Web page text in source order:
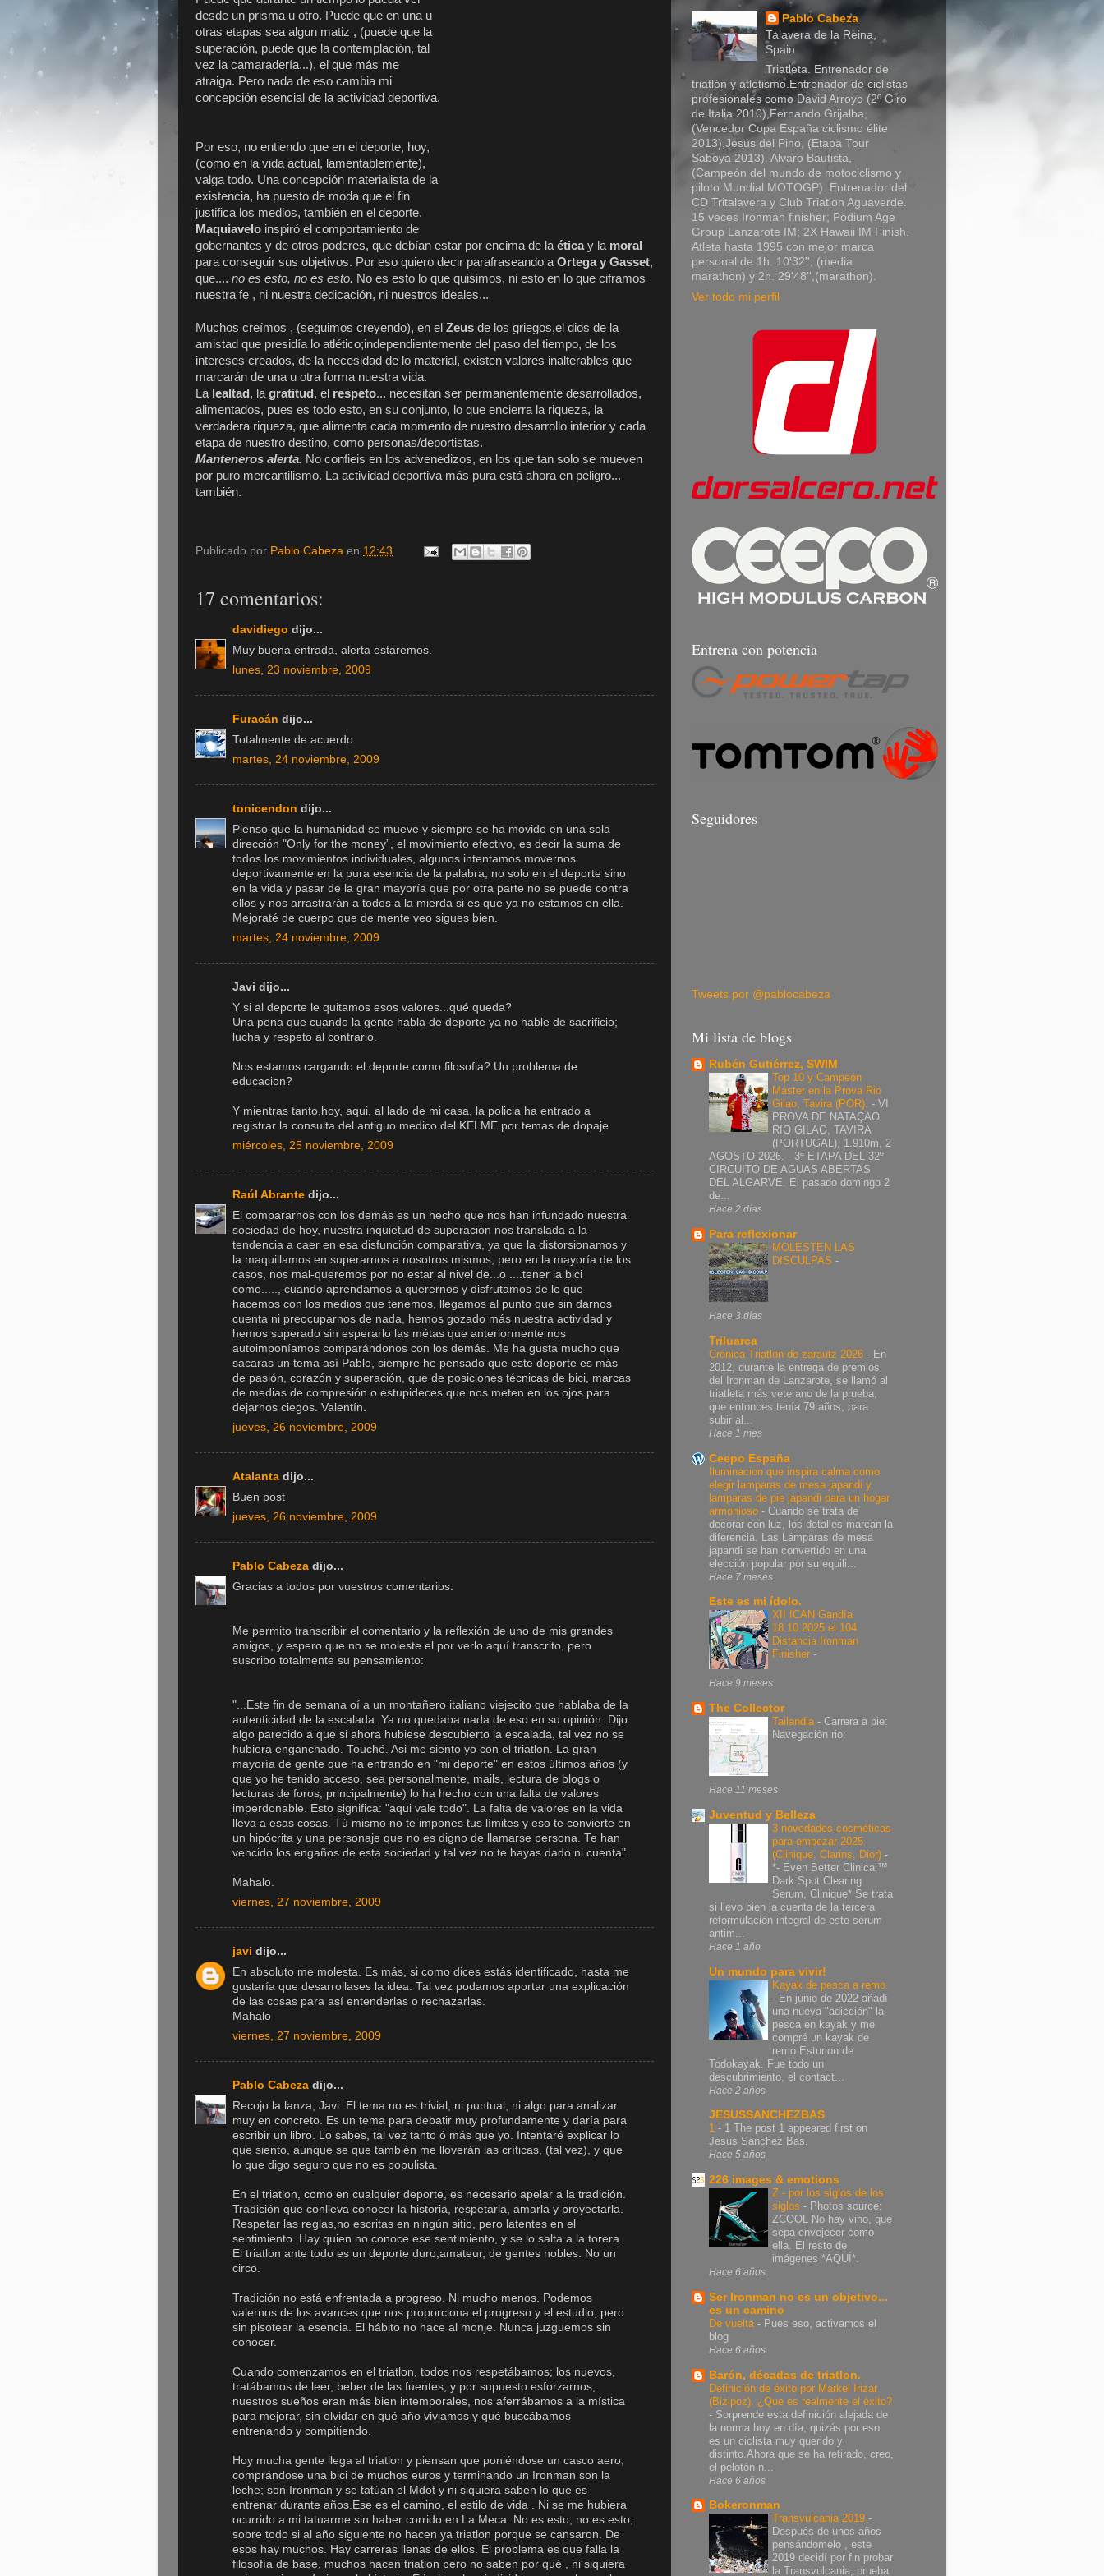
desde un prisma u otro. Puede que en una u
otras etapas sea algun matiz , (puede que la
superación, puede que la contemplación, tal
vez la camaradería...), el que más me
atraiga. Pero nada de eso cambia mi
concepción esencial de la actividad deportiva.
Por eso, no entiendo que en el deporte, hoy,
(como en la vida actual, lamentablemente),
valga todo. Una concepción materialista de la
existencia, ha puesto de moda que el fin
justifica los medios, también en el deporte.
Maquiavelo inspiró el comportamiento de
gobernantes y de otros poderes, que debían estar por encima de la éticay la moral
para conseguir sus objetivos. Por eso quiero decir parafraseando a Ortega y Gasset,
que.... no es esto, no es esto. No es esto lo que quisimos, ni esto en lo que ciframos
nuestra fe , ni nuestra dedicación, ni nuestros ideales...
Muchos creímos , (seguimos creyendo), en el Zeus de los griegos,el dios de la
amistad que presidía lo atlético;independientemente del paso del tiempo, de los
intereses creados, de la necesidad de lo material, existen valores inalterables que
marcarán de una u otra forma nuestra vida.
La lealtad , la gratitud , el respeto... necesitan ser permanentemente desarrollados,
alimentados, pues es todo esto, en su conjunto, lo que encierra la riqueza, la
verdadera riqueza, que alimenta cada momento de nuestro desarrollo interior y cada
etapa de nuestro destino, como personas/deportistas.
Manteneros alerta. No confieis en los advenedizos, en los que tan solo se mueven
por puro mercantilismo. La actividad deportiva más pura está ahora en peligro...
también.
Publicado por Pablo Cabeza en 12:43
17 comentarios:
davidiego dijo...
Muy buena entrada, alerta estaremos.
lunes, 23 noviembre, 2009
Furacán dijo...
Totalmente de acuerdo
martes, 24 noviembre, 2009
tonicendon dijo...
Pienso que la humanidad se mueve y siempre se ha movido en una sola
dirección "Only for the money”, el movimiento efectivo, es decir la suma de
todos los movimientos individuales, algunos intentamos movernos
deportivamente en la pura esencia de la palabra, no solo en el deporte sino
en la vida y pasar de la gran mayoría que por otra parte no se puede contra
ellos y nos arrastrarán a todos a la mierda si es que ya no estamos en ella.
Mejoraté de cuerpo que de mente veo sigues bien.
martes, 24 noviembre, 2009
Javi dijo...
Y si al deporte le quitamos esos valores...qué queda?
Una pena que cuando la gente habla de deporte ya no hable de sacrificio;
lucha y respeto al contrario.
Nos estamos cargando el deporte como filosofia? Un problema de
educacion?
Y mientras tanto,hoy, aqui, al lado de mi casa, la policia ha entrado a
registrar la consulta del antiguo medico del KELME por temas de dopaje
miércoles, 25 noviembre, 2009
Raúl Abrante dijo...
El compararnos con los demás es un hecho que nos han infundado nuestra
sociedad de hoy, nuestra inquietud de superación nos translada a la
tendencia a caer en esa disfunción comparativa, ya que la distorsionamos y
la maquillamos en superarnos a nosotros mismos, pero en la mayoría de los
casos, nos mal-queremos por no estar al nivel de...o ....tener la bici
como....., cuando aprendamos a querernos y disfrutamos de lo que
hacemos con los medios que tenemos, llegamos al punto que sin darnos
cuenta ni preocuparnos de nada, hemos gozado más nuestra actividad y
hemos superado sin esperarlo las métas que anteriormente nos
autoimponíamos comparándonos con los demás. Me ha gusta mucho que
sacaras un tema así Pablo, siempre he pensado que este deporte es más
de pasión, corazón y superación, que de posiciones técnicas de bici, marcas
de medias de compresión o estupideces que nos meten en los ojos para
dejarnos ciegos. Valentín.
jueves, 26 noviembre, 2009
Atalanta dijo...
Buen post
jueves, 26 noviembre, 2009
Pablo Cabeza dijo...
Gracias a todos por vuestros comentarios.
Me permito transcribir el comentario y la reflexión de uno de mis grandes
amigos, y espero que no se moleste el por verlo aquí transcrito, pero
suscribo totalmente su pensamiento:
"...Este fin de semana oí a un montañero italiano viejecito que hablaba de la
autenticidad de la escalada. Ya no quedaba nada de eso en su opinión. Dijo
algo parecido a que si ahora hubiese descubierto la escalada, tal vez no se
hubiera enganchado. Touché. Asi me siento yo con el triatlon. La gran
mayoría de gente que ha entrando en "mi deporte" en estos últimos años (y
que yo he tenido acceso, sea personalmente, mails, lectura de blogs o
lecturas de foros, principalmente) lo ha hecho con una falta de valores
imperdonable. Esto significa: "aqui vale todo". La falta de valores en la vida
lleva a esas cosas. Tú mismo no te impones tus límites y eso te convierte en
un hipócrita y una personaje que no es digno de llamarse persona. Te han
vencido los engaños de esta sociedad y tal vez no te hayas dado ni cuenta".
Mahalo.
viernes, 27 noviembre, 2009
javi dijo...
En absoluto me molesta. Es más, si como dices estás identificado, hasta me
gustaría que desarrollases la idea. Tal vez podamos aportar una explicación
de las cosas para así entenderlas o rechazarlas.
Mahalo
viernes, 27 noviembre, 2009
Pablo Cabeza dijo...
Recojo la lanza, Javi. El tema no es trivial, ni puntual, ni algo para analizar
muy en concreto. Es un tema para debatir muy profundamente y daría para
escribir un libro. Lo sabes, tal vez tanto ó más que yo. Intentaré explicar lo
que siento, aunque se que también me lloverán las críticas, (tal vez), y que
lo que digo seguro que no es populista.
En el triatlon, como en cualquier deporte, es necesario apelar a la tradición.
Tradición que conlleva conocer la historia, respetarla, amarla y proyectarla.
Respetar las reglas,no escritas en ningún sitio, pero latentes en el
sentimiento. Hay quien no conoce ese sentimiento, y se lo salta a la torera.
El triatlon ante todo es un deporte duro,amateur, de gentes nobles. No un
circo.
Tradición no está enfrentada a progreso. Ni mucho menos. Podemos
valernos de los avances que nos proporciona el progreso y el estudio; pero
sin pisotear la esencia. El hábito no hace al monje. Nunca juzguemos sin
conocer.
Cuando comenzamos en el triatlon, todos nos respetábamos; los nuevos,
tratábamos de leer, beber de las fuentes, y por supuesto esforzarnos,
nuestros sueños eran más bien intemporales, nos aferrábamos a la mística
para mejorar, sin olvidar en qué año viviamos y qué buscábamos
entrenando y compitiendo.
Hoy mucha gente llega al triatlon y piensan que poniéndose un casco aero,
comprándose una bici de muchos euros y terminando un Ironman son la
leche; son Ironman y se tatúan el Mdot y ni siquiera saben lo que es
entrenar durante años.Ese es el camino, el estilo de vida . Ni se me hubiera
ocurrido a mi tatuarme sin haber corrido en La Meca. No es esto, no es esto;
sobre todo si al año siguiente no hacen ya triatlon porque se cansaron. De
esos hay muchos. Hay carreras llenas de ellos. El problema es que falla la
filosofía de base, muchos hacen triatlon pero no saben por qué , ni siquiera
Pablo Cabeza
Talavera de la Reina,
Spain
Triatleta. Entrenador de
triatlón y atletismo.Entrenador de ciclistas
profesionales como David Arroyo (2º Giro
de Italia 2010),Fernando Grijalba,
(Vencedor Copa España ciclismo élite
2013),Jesús del Pino, (Etapa Tour
Saboya 2013). Alvaro Bautista,
(Campeón del mundo de motociclismo y
piloto Mundial MOTOGP). Entrenador del
CD Tritalavera y Club Triatlon Aguaverde.
15 veces Ironman finisher; Podium Age
Group Lanzarote IM; 2X Hawaii IM Finish.
Atleta hasta 1995 con mejor marca
personal de 1h. 10'32'', (media
marathon) y 2h. 29'48'',(marathon).
Ver todo mi perfil
Entrena con potencia
Seguidores
Tweets por @pablocabeza
Mi lista de blogs
Rubén Gutiérrez, SWIM
Top 10 y Campeón
Máster en la Prova Rio
Gilao, Tavira (POR). - VI
PROVA DE NATAÇAO
RIO GILAO, TAVIRA
(PORTUGAL), 1.910m, 2
AGOSTO 2026. - 3ª ETAPA DEL 32º
CIRCUITO DE AGUAS ABERTAS
DEL ALGARVE. El pasado domingo 2
de...
Hace 2 días
Para reflexionar
MOLESTEN LAS
DISCULPAS -
Hace 3 días
Triluarca
Crónica Triatlon de zarautz 2026 - En
2012, durante la entrega de premios
del Ironman de Lanzarote, se llamó al
triatleta más veterano de la prueba,
que entonces tenía 79 años, para
subir al...
Hace 1 mes
Ceepo España
Iluminacion que inspira calma como
elegir lamparas de mesa japandi y
lamparas de pie japandi para un hogar
armonioso - Cuando se trata de
decorar con luz, los detalles marcan la
diferencia. Las Lámparas de mesa
japandi se han convertido en una
elección popular por su equili...
Hace 7 meses
Este es mi ídolo.
XII ICAN Gandía
18.10.2025 el 104
Distancia Ironman
Finisher -
Hace 9 meses
The Collector
Tailandia - Carrera a pie:
Navegación rio:
Hace 11 meses
Juventud y Belleza
3 novedades cosméticas
para empezar 2025
(Clinique, Clarins, Dior) -
*- Even Better Clinical™
Dark Spot Clearing
Serum, Clinique* Se trata
si llevo bien la cuenta de la tercera
reformulación integral de este sérum
antim...
Hace 1 año
Un mundo para vivir!
Kayak de pesca a remo.
- En junio de 2022 añadí
una nueva "adicción" la
pesca en kayak y me
compré un kayak de
remo Esturion de
Todokayak. Fue todo un
descubrimiento, el contact...
Hace 2 años
JESUSSANCHEZBAS
1 - 1 The post 1 appeared first on
Jesus Sanchez Bas.
Hace 5 años
226 images & emotions
Z - por los siglos de los
siglos - Photos source:
ZCOOL No hay vino, que
sepa envejecer como
ella. El resto de
imágenes *AQUÍ*.
Hace 6 años
Ser Ironman no es un objetivo...
es un camino
De vuelta - Pues eso, activamos el
blog
Hace 6 años
Barón, décadas de triatlon.
Definición de éxito por Markel Irizar
(Bizipoz). ¿Que es realmente el éxito?
- Sorprende esta definición alejada de
la norma hoy en día, quizás por eso
es un ciclista muy querido y
distinto.Ahora que se ha retirado, creo,
el pelotón n...
Hace 6 años
Bokeronman
Transvulcania 2019 -
Después de unos años
pensándomelo , este
2019 decidí por fin probar
la Transvulcania, prueba